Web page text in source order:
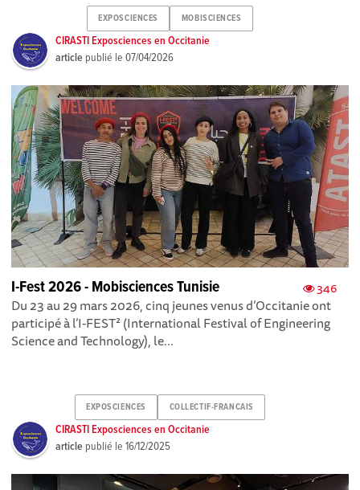
EXPOSCIENCES MOBISCIENCES
CIRASTI Exposciences en Occitanie
article publié le07/04/2026
346
I-Fest 2026 - Mobisciences Tunisie
Du 23 au 29 mars 2026, cinq jeunes venus d’Occitanie ont
participé à l’I-FEST² (International Festival of Engineering
Science and Technology), le...
EXPOSCIENCES COLLECTIF-FRANCAIS
CIRASTI Exposciences en Occitanie
article publié le16/12/2025